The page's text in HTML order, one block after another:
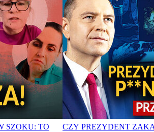
SZOKU: TO
CZY PREZYDENT